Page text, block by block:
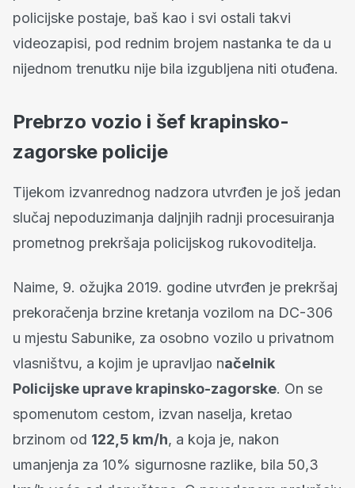
policijske postaje, baš kao i svi ostali takvi
videozapisi, pod rednim brojem nastanka te da u
nijednom trenutku nije bila izgubljena niti otuđena.
Prebrzo vozio i šef krapinsko-
zagorske policije
Tijekom izvanrednog nadzora utvrđen je još jedan
slučaj nepoduzimanja daljnjih radnji procesuiranja
prometnog prekršaja policijskog rukovoditelja.
Naime, 9. ožujka 2019. godine utvrđen je prekršaj
prekoračenja brzine kretanja vozilom na DC-306
u mjestu Sabunike, za osobno vozilo u privatnom
vlasništvu, a kojim je upravljao načelnik
Policijske uprave krapinsko-zagorske. On se
spomenutom cestom, izvan naselja, kretao
brzinom od 122,5 km/h, a koja je, nakon
umanjenja za 10% sigurnosne razlike, bila 50,3